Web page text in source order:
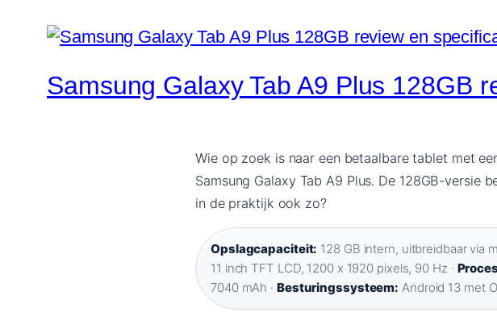
Samsung Galaxy Tab A9 Plus 128GB
Wie op zoek is naar een betaalbare tablet met
Samsung Galaxy Tab A9 Plus. De 128GB-
in de praktijk ook zo?
Opslagcapaciteit: 128 GB intern, uitbreidbaar via
11 inch TFT LCD, 1200 x 1920 pixels, 90 Hz ·
7040 mAh · Besturingssysteem: Android 13 met